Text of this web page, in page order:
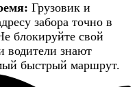
Грузовик и
забора точно в
блокируйте свой
знают
быстрый маршрут.